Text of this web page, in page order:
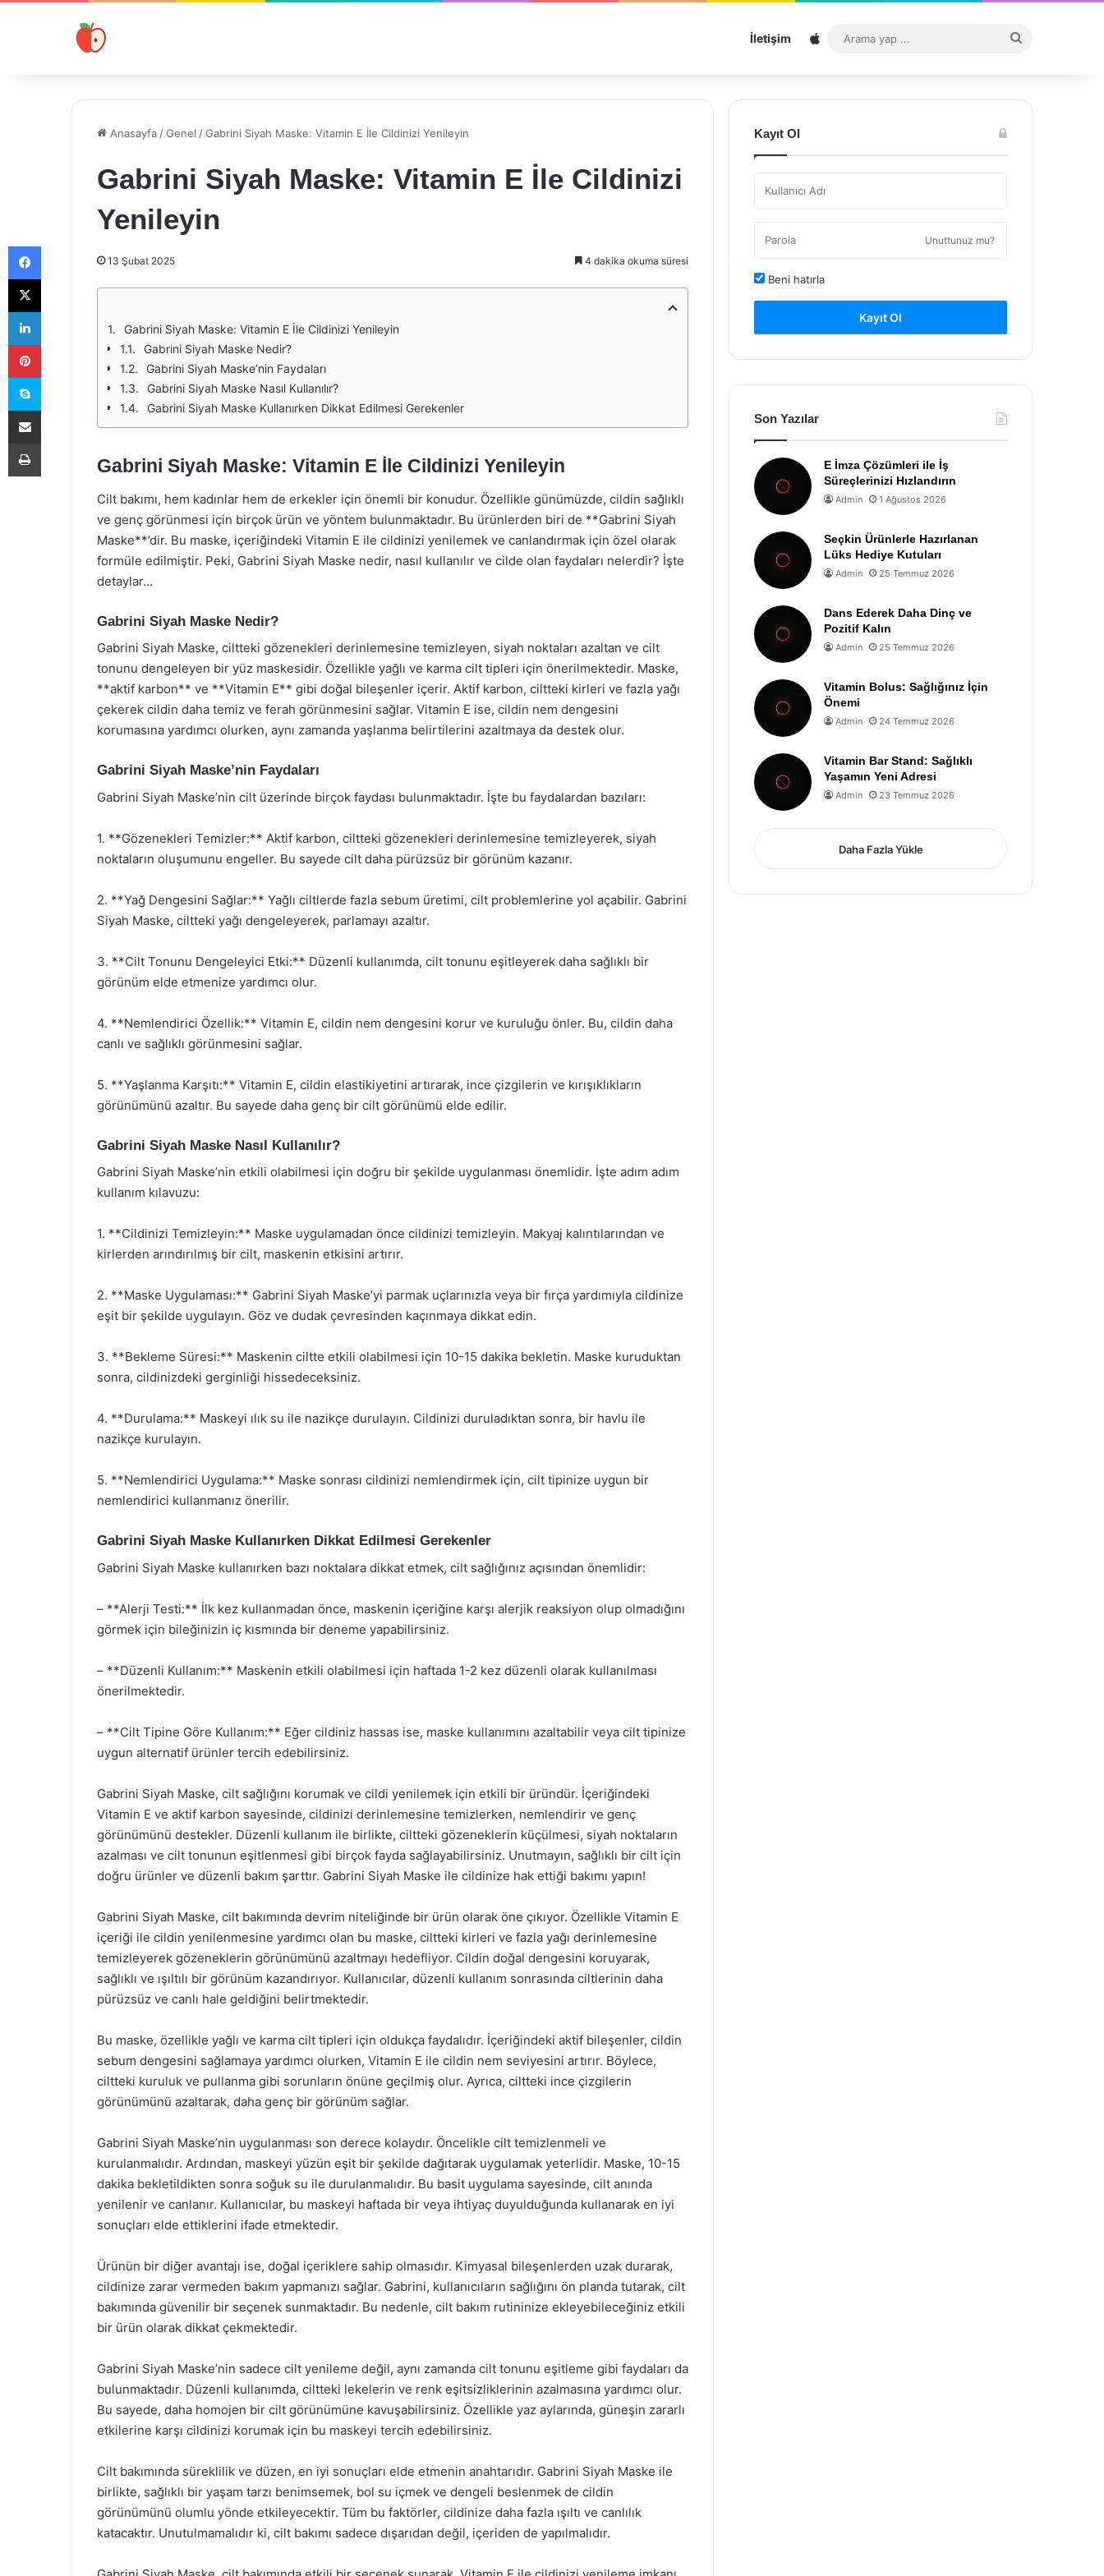
İletişim Sitemap
...
Anasayfa /Genel /Gabrini Siyah Maske: Vitamin E İle Cildinizi Yenileyin
Gabrini Siyah Maske: Vitamin E İle Cildinizi
Yenileyin
13 Şubat 2025 4 dakika okuma süresi
Gabrini Siyah Maske: Vitamin E İle Cildinizi Yenileyin
Gabrini Siyah Maske Nedir?
Gabrini Siyah Maske’nin Faydaları
Gabrini Siyah Maske Nasıl Kullanılır?
Gabrini Siyah Maske Kullanırken Dikkat Edilmesi Gerekenler
Gabrini Siyah Maske: Vitamin E İle Cildinizi Yenileyin
Cilt bakımı, hem kadınlar hem de erkekler için önemli bir konudur. Özellikle günümüzde, cildin sağlıklı
ve genç görünmesi için birçok ürün ve yöntem bulunmaktadır. Bu ürünlerden biri de **Gabrini Siyah
Maske**’dir. Bu maske, içeriğindeki Vitamin E ile cildinizi yenilemek ve canlandırmak için özel olarak
formüle edilmiştir. Peki, Gabrini Siyah Maske nedir, nasıl kullanılır ve cilde olan faydaları nelerdir? İşte
detaylar…
Gabrini Siyah Maske Nedir?
Gabrini Siyah Maske, ciltteki gözenekleri derinlemesine temizleyen, siyah noktaları azaltan ve cilt
tonunu dengeleyen bir yüz maskesidir. Özellikle yağlı ve karma cilt tipleri için önerilmektedir. Maske,
**aktif karbon** ve **Vitamin E** gibi doğal bileşenler içerir. Aktif karbon, ciltteki kirleri ve fazla yağı
çekerek cildin daha temiz ve ferah görünmesini sağlar. Vitamin E ise, cildin nem dengesini
korumasına yardımcı olurken, aynı zamanda yaşlanma belirtilerini azaltmaya da destek olur.
Gabrini Siyah Maske’nin Faydaları
Gabrini Siyah Maske’nin cilt üzerinde birçok faydası bulunmaktadır. İşte bu faydalardan bazıları:
1. **Gözenekleri Temizler:** Aktif karbon, ciltteki gözenekleri derinlemesine temizleyerek, siyah
noktaların oluşumunu engeller. Bu sayede cilt daha pürüzsüz bir görünüm kazanır.
2. **Yağ Dengesini Sağlar:** Yağlı ciltlerde fazla sebum üretimi, cilt problemlerine yol açabilir. Gabrini
Siyah Maske, ciltteki yağı dengeleyerek, parlamayı azaltır.
3. **Cilt Tonunu Dengeleyici Etki:** Düzenli kullanımda, cilt tonunu eşitleyerek daha sağlıklı bir
görünüm elde etmenize yardımcı olur.
4. **Nemlendirici Özellik:** Vitamin E, cildin nem dengesini korur ve kuruluğu önler. Bu, cildin daha
canlı ve sağlıklı görünmesini sağlar.
5. **Yaşlanma Karşıtı:** Vitamin E, cildin elastikiyetini artırarak, ince çizgilerin ve kırışıklıkların
görünümünü azaltır. Bu sayede daha genç bir cilt görünümü elde edilir.
Gabrini Siyah Maske Nasıl Kullanılır?
Gabrini Siyah Maske’nin etkili olabilmesi için doğru bir şekilde uygulanması önemlidir. İşte adım adım
kullanım kılavuzu:
1. **Cildinizi Temizleyin:** Maske uygulamadan önce cildinizi temizleyin. Makyaj kalıntılarından ve
kirlerden arındırılmış bir cilt, maskenin etkisini artırır.
2. **Maske Uygulaması:** Gabrini Siyah Maske’yi parmak uçlarınızla veya bir fırça yardımıyla cildinize
eşit bir şekilde uygulayın. Göz ve dudak çevresinden kaçınmaya dikkat edin.
3. **Bekleme Süresi:** Maskenin ciltte etkili olabilmesi için 10-15 dakika bekletin. Maske kuruduktan
sonra, cildinizdeki gerginliği hissedeceksiniz.
4. **Durulama:** Maskeyi ılık su ile nazikçe durulayın. Cildinizi duruladıktan sonra, bir havlu ile
nazikçe kurulayın.
5. **Nemlendirici Uygulama:** Maske sonrası cildinizi nemlendirmek için, cilt tipinize uygun bir
nemlendirici kullanmanız önerilir.
Gabrini Siyah Maske Kullanırken Dikkat Edilmesi Gerekenler
Gabrini Siyah Maske kullanırken bazı noktalara dikkat etmek, cilt sağlığınız açısından önemlidir:
– **Alerji Testi:** İlk kez kullanmadan önce, maskenin içeriğine karşı alerjik reaksiyon olup olmadığını
görmek için bileğinizin iç kısmında bir deneme yapabilirsiniz.
– **Düzenli Kullanım:** Maskenin etkili olabilmesi için haftada 1-2 kez düzenli olarak kullanılması
önerilmektedir.
– **Cilt Tipine Göre Kullanım:** Eğer cildiniz hassas ise, maske kullanımını azaltabilir veya cilt tipinize
uygun alternatif ürünler tercih edebilirsiniz.
Gabrini Siyah Maske, cilt sağlığını korumak ve cildi yenilemek için etkili bir üründür. İçeriğindeki
Vitamin E ve aktif karbon sayesinde, cildinizi derinlemesine temizlerken, nemlendirir ve genç
görünümünü destekler. Düzenli kullanım ile birlikte, ciltteki gözeneklerin küçülmesi, siyah noktaların
azalması ve cilt tonunun eşitlenmesi gibi birçok fayda sağlayabilirsiniz. Unutmayın, sağlıklı bir cilt için
doğru ürünler ve düzenli bakım şarttır. Gabrini Siyah Maske ile cildinize hak ettiği bakımı yapın!
Gabrini Siyah Maske, cilt bakımında devrim niteliğinde bir ürün olarak öne çıkıyor. Özellikle Vitamin E
içeriği ile cildin yenilenmesine yardımcı olan bu maske, ciltteki kirleri ve fazla yağı derinlemesine
temizleyerek gözeneklerin görünümünü azaltmayı hedefliyor. Cildin doğal dengesini koruyarak,
sağlıklı ve ışıltılı bir görünüm kazandırıyor. Kullanıcılar, düzenli kullanım sonrasında ciltlerinin daha
pürüzsüz ve canlı hale geldiğini belirtmektedir.
Bu maske, özellikle yağlı ve karma cilt tipleri için oldukça faydalıdır. İçeriğindeki aktif bileşenler, cildin
sebum dengesini sağlamaya yardımcı olurken, Vitamin E ile cildin nem seviyesini artırır. Böylece,
ciltteki kuruluk ve pullanma gibi sorunların önüne geçilmiş olur. Ayrıca, ciltteki ince çizgilerin
görünümünü azaltarak, daha genç bir görünüm sağlar.
Gabrini Siyah Maske’nin uygulanması son derece kolaydır. Öncelikle cilt temizlenmeli ve
kurulanmalıdır. Ardından, maskeyi yüzün eşit bir şekilde dağıtarak uygulamak yeterlidir. Maske, 10-15
dakika bekletildikten sonra soğuk su ile durulanmalıdır. Bu basit uygulama sayesinde, cilt anında
yenilenir ve canlanır. Kullanıcılar, bu maskeyi haftada bir veya ihtiyaç duyulduğunda kullanarak en iyi
sonuçları elde ettiklerini ifade etmektedir.
Ürünün bir diğer avantajı ise, doğal içeriklere sahip olmasıdır. Kimyasal bileşenlerden uzak durarak,
cildinize zarar vermeden bakım yapmanızı sağlar. Gabrini, kullanıcıların sağlığını ön planda tutarak, cilt
bakımında güvenilir bir seçenek sunmaktadır. Bu nedenle, cilt bakım rutininize ekleyebileceğiniz etkili
bir ürün olarak dikkat çekmektedir.
Gabrini Siyah Maske’nin sadece cilt yenileme değil, aynı zamanda cilt tonunu eşitleme gibi faydaları da
bulunmaktadır. Düzenli kullanımda, ciltteki lekelerin ve renk eşitsizliklerinin azalmasına yardımcı olur.
Bu sayede, daha homojen bir cilt görünümüne kavuşabilirsiniz. Özellikle yaz aylarında, güneşin zararlı
etkilerine karşı cildinizi korumak için bu maskeyi tercih edebilirsiniz.
Cilt bakımında süreklilik ve düzen, en iyi sonuçları elde etmenin anahtarıdır. Gabrini Siyah Maske ile
birlikte, sağlıklı bir yaşam tarzı benimsemek, bol su içmek ve dengeli beslenmek de cildin
görünümünü olumlu yönde etkileyecektir. Tüm bu faktörler, cildinize daha fazla ışıltı ve canlılık
katacaktır. Unutulmamalıdır ki, cilt bakımı sadece dışarıdan değil, içeriden de yapılmalıdır.
Kayıt Ol
Unuttunuz mu?
Beni hatırla
Kayıt Ol
Son Yazılar
E İmza Çözümleri ile İş
Süreçlerinizi Hızlandırın
Admin 1 Ağustos 2026
Seçkin Ürünlerle Hazırlanan
Lüks Hediye Kutuları
Admin 25 Temmuz 2026
Dans Ederek Daha Dinç ve
Pozitif Kalın
Admin 25 Temmuz 2026
Vitamin Bolus: Sağlığınız İçin
Önemi
Admin 24 Temmuz 2026
Vitamin Bar Stand: Sağlıklı
Yaşamın Yeni Adresi
Admin 23 Temmuz 2026
Daha Fazla Yükle
Facebook
X
LinkedIn
Pinterest
Skype
E-Posta ile paylaş